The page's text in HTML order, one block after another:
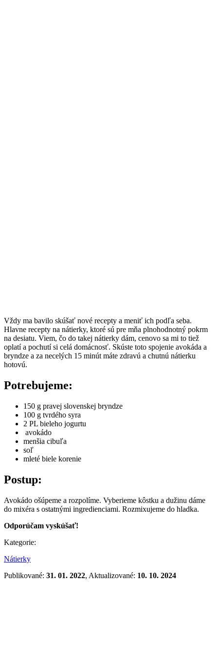
Vždy ma bavilo skúšať nové recepty a meniť ich podľa seba.
Hlavne recepty na nátierky, ktoré sú pre mňa plnohodnotný pokrm
na desiatu. Viem, čo do takej nátierky dám, cenovo sa mi to tiež
oplatí a pochutí si celá domácnosť. Skúste toto spojenie avokáda a
bryndze a za necelých 15 minút máte zdravú a chutnú nátierku
hotovú.
Potrebujeme:
150 g pravej slovenskej bryndze
100 g tvrdého syra
2 PL bieleho jogurtu
avokádo
menšia cibuľa
soľ
mleté biele korenie
Postup:
Avokádo ošúpeme a rozpolíme. Vyberieme kôstku a dužinu dáme
do mixéra s ostatnými ingredienciami. Rozmixujeme do hladka.
Odporúčam vyskúšať!
Kategorie:
Nátierky
Publikované: 31. 01. 2022, Aktualizované: 10. 10. 2024